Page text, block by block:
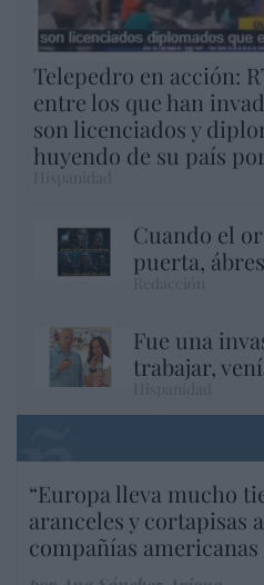
Telepedro en acción:
entre los que han
son licenciados y
huyendo de su país
Cuando el
puerta,
Fue una
trabajar,
“Europa lleva mucho
aranceles y cortapisas
compañías americanas